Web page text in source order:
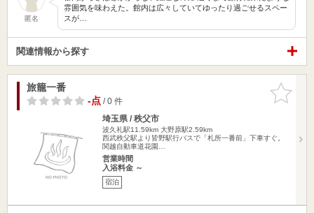
匿名
雰囲気を味わえた。館内は広々していてゆったり過ごせるスペー
スが…
関連情報から探す
お気に入
りに追加
旅籠一番
-点/ 0 件
埼玉県 / 秩父市
波久礼駅11.59km 大野原駅2.59km
西武秩父駅より皆野駅行バスで「札所一番前」下車すぐ。
関越自動車道花園…
営業時間
入浴料金 ～
宿泊